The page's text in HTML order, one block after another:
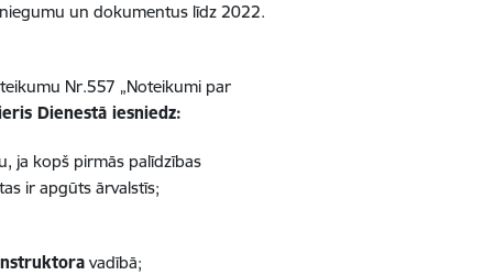
un dokumentus līdz 2022.
Nr.557 „Noteikumi par
Dienestā iesniedz:
ja kopš pirmās palīdzības
ir apgūts ārvalstīs;
vadībā;